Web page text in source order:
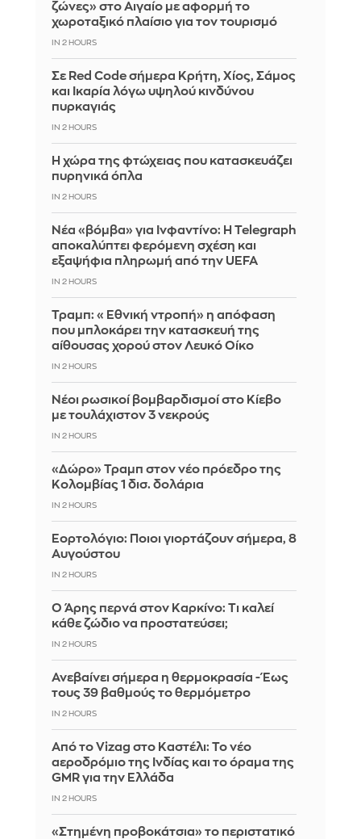
ζώνες» στο Αιγαίο με αφορμή το
χωροταξικό πλαίσιο για τον τουρισμό
IN 2 HOURS
Σε Red Code σήμερα Κρήτη, Χίος, Σάμος
και Ικαρία λόγω υψηλού κινδύνου
πυρκαγιάς
IN 2 HOURS
Η χώρα της φτώχειας που κατασκευάζει
πυρηνικά όπλα
IN 2 HOURS
Νέα «βόμβα» για Ινφαντίνο: Η Telegraph
αποκαλύπτει φερόμενη σχέση και
εξαψήφια πληρωμή από την UEFA
IN 2 HOURS
Τραμπ: «Εθνική ντροπή» η απόφαση
που μπλοκάρει την κατασκευή της
αίθουσας χορού στον Λευκό Οίκο
IN 2 HOURS
Νέοι ρωσικοί βομβαρδισμοί στο Κίεβο
με τουλάχιστον 3 νεκρούς
IN 2 HOURS
«Δώρο» Τραμπ στον νέο πρόεδρο της
Κολομβίας 1 δισ. δολάρια
IN 2 HOURS
Εορτολόγιο: Ποιοι γιορτάζουν σήμερα, 8
Αυγούστου
IN 2 HOURS
Ο Άρης περνά στον Καρκίνο: Τι καλεί
κάθε ζώδιο να προστατεύσει;
IN 2 HOURS
Ανεβαίνει σήμερα η θερμοκρασία - Έως
τους 39 βαθμούς το θερμόμετρο
IN 2 HOURS
Από το Vizag στο Καστέλι: Το νέο
αεροδρόμιο της Ινδίας και το όραμα της
GMR για την Ελλάδα
IN 2 HOURS
«Στημένη προβοκάτσια» το περιστατικό